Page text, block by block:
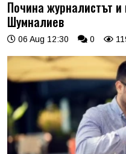
Почина журналистът
Шумналиев
06 Aug 12:30 0